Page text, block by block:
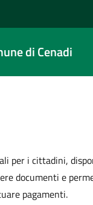
di Cenadi
per i cittadini,
documenti e
pagamenti.